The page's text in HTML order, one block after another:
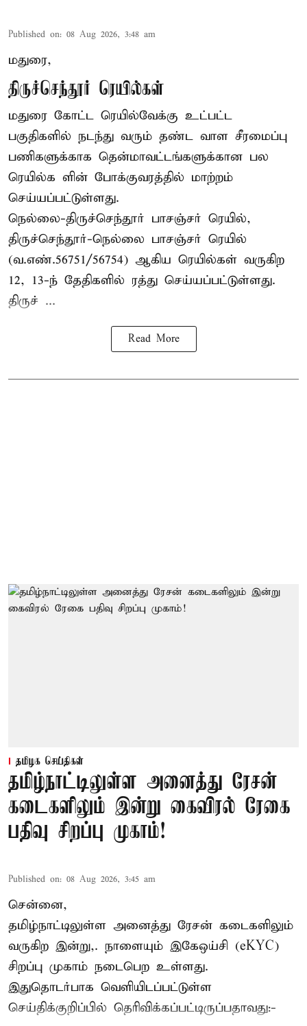
Published on: 08 Aug 2026, 3:48 am
மதுரை,
திருச்செந்தூர் ரெயில்கள்
மதுரை கோட்ட ரெயில்வேக்கு உட்பட்ட
பகுதிகளில் நடந்து வரும் தண்ட வாள சீரமைப்பு
பணிகளுக்காக தென்மாவட்டங்களுக்கான பல
ரெயில்க ளின் போக்குவரத்தில் மாற்றம்
செய்யப்பட்டுள்ளது.
நெல்லை-திருச்செந்தூர் பாசஞ்சர் ரெயில்,
திருச்செந்தூர்-நெல்லை பாசஞ்சர் ரெயில்
(வ.எண்.56751/56754) ஆகிய ரெயில்கள் வருகிற
12, 13-ந் தேதிகளில் ரத்து செய்யப்பட்டுள்ளது.
திருச் ...
Read More
தமிழக செய்திகள்
தமிழ்நாட்டிலுள்ள அனைத்து ரேசன்
கடைகளிலும் இன்று கைவிரல் ரேகை
பதிவு சிறப்பு முகாம்!
Published on: 08 Aug 2026, 3:45 am
சென்னை,
தமிழ்நாட்டிலுள்ள அனைத்து ரேசன் கடைகளிலும்
வருகிற இன்று,. நாளையும் இகேஒய்சி (eKYC)
சிறப்பு முகாம் நடைபெற உள்ளது.
இதுதொடர்பாக வெளியிடப்பட்டுள்ள
செய்திக்குறிப்பில் தெரிவிக்கப்பட்டிருப்பதாவது:-